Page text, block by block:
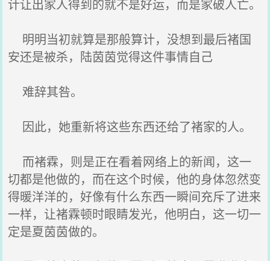
计让出家人得到的就不是好运，而是家破人亡。
明明当初就算是那般算计，没想到最后褚国
安还是被杀，陆茵茵觉得这件事情自己
难辞其咎。
因此，她重新将这些东西还给了褚家的人。
而褚霖，则是正在看着网络上的新闻，这一
切都是他做的，而在这个时候，他的身体忽然变
得暖洋洋的，好像有什么东西一瞬间充斥了进来
一样，让褚霖顿时眼睛发光，他明白，这一切一
定是夏茵茵做的。